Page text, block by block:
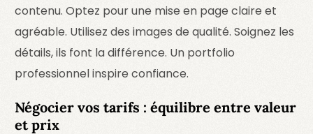
contenu. Optez pour une mise en page claire et
agréable. Utilisez des images de qualité. Soignez les
détails, ils font la différence. Un portfolio
professionnel inspire confiance.
Négocier vos tarifs : équilibre entre valeur
et prix